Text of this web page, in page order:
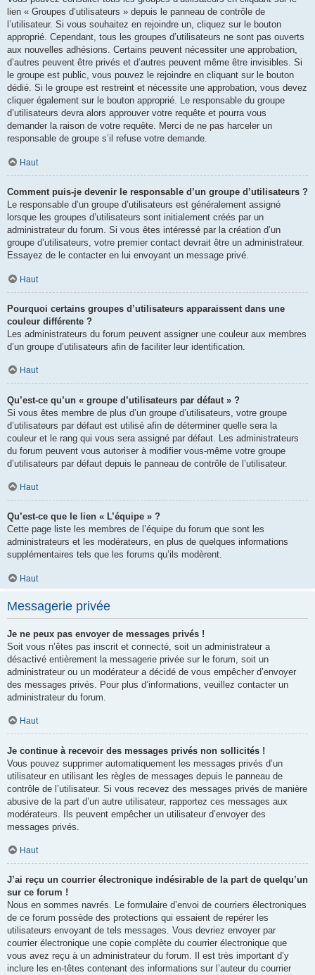
lien « Groupes d’utilisateurs » depuis le panneau de contrôle de
l’utilisateur. Si vous souhaitez en rejoindre un, cliquez sur le bouton
approprié. Cependant, tous les groupes d’utilisateurs ne sont pas ouverts
aux nouvelles adhésions. Certains peuvent nécessiter une approbation,
d’autres peuvent être privés et d’autres peuvent même être invisibles. Si
le groupe est public, vous pouvez le rejoindre en cliquant sur le bouton
dédié. Si le groupe est restreint et nécessite une approbation, vous devez
cliquer également sur le bouton approprié. Le responsable du groupe
d’utilisateurs devra alors approuver votre requête et pourra vous
demander la raison de votre requête. Merci de ne pas harceler un
responsable de groupe s’il refuse votre demande.
Haut
Comment puis-je devenir le responsable d’un groupe d’utilisateurs ?
Le responsable d’un groupe d’utilisateurs est généralement assigné
lorsque les groupes d’utilisateurs sont initialement créés par un
administrateur du forum. Si vous êtes intéressé par la création d’un
groupe d’utilisateurs, votre premier contact devrait être un administrateur.
Essayez de le contacter en lui envoyant un message privé.
Haut
Pourquoi certains groupes d’utilisateurs apparaissent dans une
couleur différente ?
Les administrateurs du forum peuvent assigner une couleur aux membres
d’un groupe d’utilisateurs afin de faciliter leur identification.
Haut
Qu’est-ce qu’un « groupe d’utilisateurs par défaut » ?
Si vous êtes membre de plus d’un groupe d’utilisateurs, votre groupe
d’utilisateurs par défaut est utilisé afin de déterminer quelle sera la
couleur et le rang qui vous sera assigné par défaut. Les administrateurs
du forum peuvent vous autoriser à modifier vous-même votre groupe
d’utilisateurs par défaut depuis le panneau de contrôle de l’utilisateur.
Haut
Qu’est-ce que le lien « L’équipe » ?
Cette page liste les membres de l’équipe du forum que sont les
administrateurs et les modérateurs, en plus de quelques informations
supplémentaires tels que les forums qu’ils modèrent.
Haut
Messagerie privée
Je ne peux pas envoyer de messages privés !
Soit vous n’êtes pas inscrit et connecté, soit un administrateur a
désactivé entièrement la messagerie privée sur le forum, soit un
administrateur ou un modérateur a décidé de vous empêcher d’envoyer
des messages privés. Pour plus d’informations, veuillez contacter un
administrateur du forum.
Haut
Je continue à recevoir des messages privés non sollicités !
Vous pouvez supprimer automatiquement les messages privés d’un
utilisateur en utilisant les règles de messages depuis le panneau de
contrôle de l’utilisateur. Si vous recevez des messages privés de manière
abusive de la part d’un autre utilisateur, rapportez ces messages aux
modérateurs. Ils peuvent empêcher un utilisateur d’envoyer des
messages privés.
Haut
J’ai reçu un courrier électronique indésirable de la part de quelqu’un
sur ce forum !
Nous en sommes navrés. Le formulaire d’envoi de courriers électroniques
de ce forum possède des protections qui essaient de repérer les
utilisateurs envoyant de tels messages. Vous devriez envoyer par
courrier électronique une copie complète du courrier électronique que
vous avez reçu à un administrateur du forum. Il est très important d’y
inclure les en-têtes contenant des informations sur l’auteur du courrier